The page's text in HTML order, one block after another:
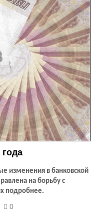
изменения в банковской
на борьбу с
подробнее.
0